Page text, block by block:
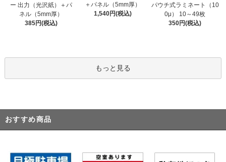
ー 出力（光沢紙）＋パ
ネル（5mm厚）
385円(税込)
＋パネル（5mm厚）
1,540円(税込)
パウチ式ラミネート（10
0μ） 10～49枚
350円(税込)
もっと見る
おすすめ商品